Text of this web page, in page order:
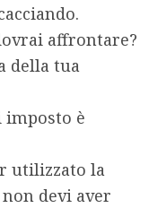
.
affrontare?
della tua
imposto è
utilizzato la
non devi aver